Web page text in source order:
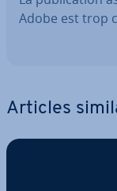
Adobe est trop
Articles